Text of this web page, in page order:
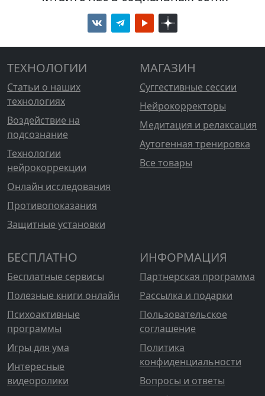
ТЕХНОЛОГИИ
Статьи о наших
технологиях
Воздействие на
подсознание
Технологии
нейрокоррекции
Онлайн исследования
Противопоказания
Защитные установки
МАГАЗИН
Суггестивные сессии
Нейрокорректоры
Медитация и релаксация
Аутогенная тренировка
Все товары
БЕСПЛАТНО
Бесплатные сервисы
Полезные книги онлайн
Психоактивные
программы
Игры для ума
Интересные
видеоролики
ИНФОРМАЦИЯ
Партнерская программа
Рассылка и подарки
Пользовательское
соглашение
Политика
конфиденциальности
Вопросы и ответы